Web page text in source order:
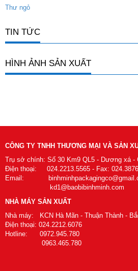
Thư ngỏ
TIN TỨC
HÌNH ẢNH SẢN XUẤT
CÔNG TY TNHH THƯƠNG MẠI VÀ SẢN
Trụ sở chính: Số 30 Km9 QL5 - Dương xá -
Điện thoại: 024.2213.5565 - Fax:
Email:
kd1@baobibinhminh.com
NHÀ MÁY SẢN XUẤT
Nhà máy: KCN Hà Mãn - Thuận Thành -
Điện thoại: 024.2212.6076
Hotline: 0972.945.780
0963.465.780